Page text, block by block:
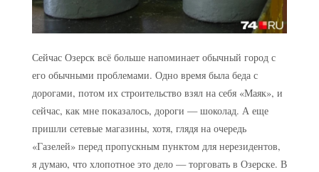
Сейчас Озерск всё больше напоминает обычный город с
его обычными проблемами. Одно время была беда с
дорогами, потом их строительство взял на себя «Маяк», и
сейчас, как мне показалось, дороги — шоколад. А еще
пришли сетевые магазины, хотя, глядя на очередь
«Газелей» перед пропускным пунктом для нерезидентов,
я думаю, что хлопотное это дело — торговать в Озерске. В